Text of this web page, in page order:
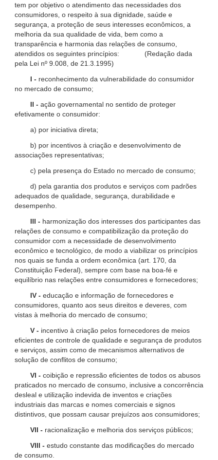
tem por objetivo o atendimento das necessidades dos
consumidores, o respeito à sua dignidade, saúde e
segurança, a proteção de seus interesses econômicos, a
melhoria da sua qualidade de vida, bem como a
transparência e harmonia das relações de consumo,
atendidos os seguintes princípios: (Redação dada
pela Lei nº 9.008, de 21.3.1995)
I - reconhecimento da vulnerabilidade do consumidor
no mercado de consumo;
II - ação governamental no sentido de proteger
efetivamente o consumidor:
a) por iniciativa direta;
b) por incentivos à criação e desenvolvimento de
associações representativas;
c) pela presença do Estado no mercado de consumo;
d) pela garantia dos produtos e serviços com padrões
adequados de qualidade, segurança, durabilidade e
desempenho.
III - harmonização dos interesses dos participantes das
relações de consumo e compatibilização da proteção do
consumidor com a necessidade de desenvolvimento
econômico e tecnológico, de modo a viabilizar os princípios
nos quais se funda a ordem econômica (art. 170, da
Constituição Federal), sempre com base na boa-fé e
equilíbrio nas relações entre consumidores e fornecedores;
IV - educação e informação de fornecedores e
consumidores, quanto aos seus direitos e deveres, com
vistas à melhoria do mercado de consumo;
V - incentivo à criação pelos fornecedores de meios
eficientes de controle de qualidade e segurança de produtos
e serviços, assim como de mecanismos alternativos de
solução de conflitos de consumo;
VI - coibição e repressão eficientes de todos os abusos
praticados no mercado de consumo, inclusive a concorrência
desleal e utilização indevida de inventos e criações
industriais das marcas e nomes comerciais e signos
distintivos, que possam causar prejuízos aos consumidores;
VII - racionalização e melhoria dos serviços públicos;
VIII - estudo constante das modificações do mercado
de consumo.